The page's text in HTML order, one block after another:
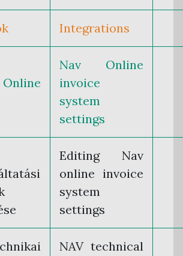
Integrations
Nav Online
invoice
system
settings
Editing Nav
online invoice
system
settings
NAV technical